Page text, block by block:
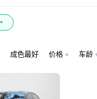
成色最好 价格 车龄